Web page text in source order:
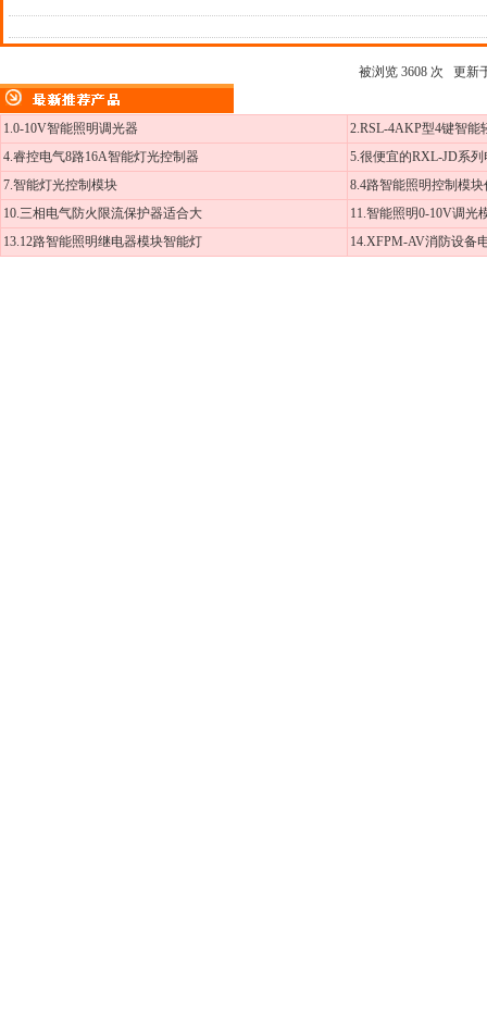
被浏览 3608 次 更新
1.0-10V智能照明调光器
2.RSL-4AKP型4键智能
4.睿控电气8路16A智能灯光控制器
5.很便宜的RXL-JD系
7.智能灯光控制模块
8.4路智能照明控制模
10.三相电气防火限流保护器适合大
11.智能照明0-10V调光
13.12路智能照明继电器模块智能灯
14.XFPM-AV消防设备